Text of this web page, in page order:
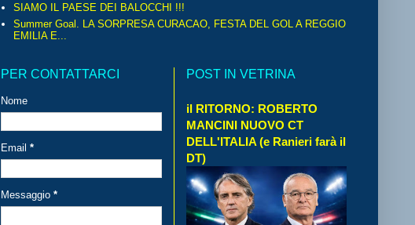
SIAMO IL PAESE DEI BALOCCHI !!!
Summer Goal. LA SORPRESA CURACAO, FESTA DEL GOL A REGGIO
EMILIA E...
PER CONTATTARCI
Nome
Email *
Messaggio *
POST IN VETRINA
il RITORNO: ROBERTO
MANCINI NUOVO CT
DELL'ITALIA (e Ranieri farà il
DT)